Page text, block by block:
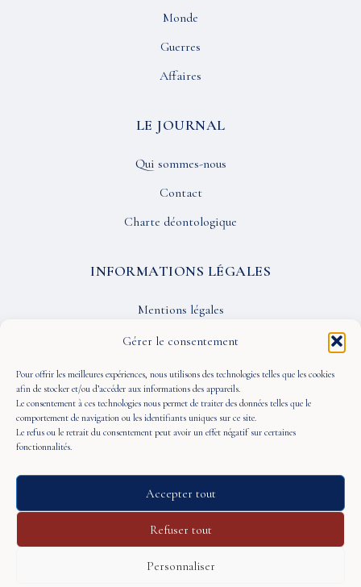
Gérer le consentement
Pour offrir les meilleures expériences, nous utilisons des technologies telles que les cookies
afin de stocker et/ou d’accéder aux informations des appareils.
Le consentement à ces technologies nous permet de traiter des données telles que le
comportement de navigation ou les identifiants uniques sur ce site.
Le refus ou le retrait du consentement peut avoir un effet négatif sur certaines
fonctionnalités.
Accepter tout
Refuser tout
Personnaliser
Monde
Guerres
Affaires
LE JOURNAL
Qui sommes-nous
Contact
Charte déontologique
INFORMATIONS LÉGALES
Mentions légales
Confidentialité
CGU
SUIVEZ-NOUS
© 2026 À Portée de Vue — Tous droits réservés